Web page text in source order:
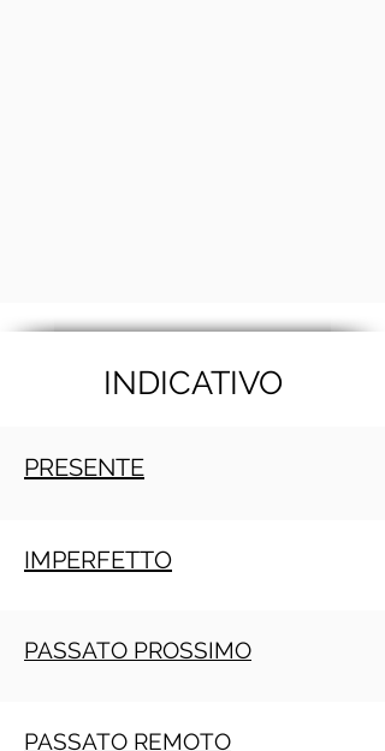
INDICATIVO
PRESENTE
IMPERFETTO
PASSATO PROSSIMO
PASSATO REMOTO